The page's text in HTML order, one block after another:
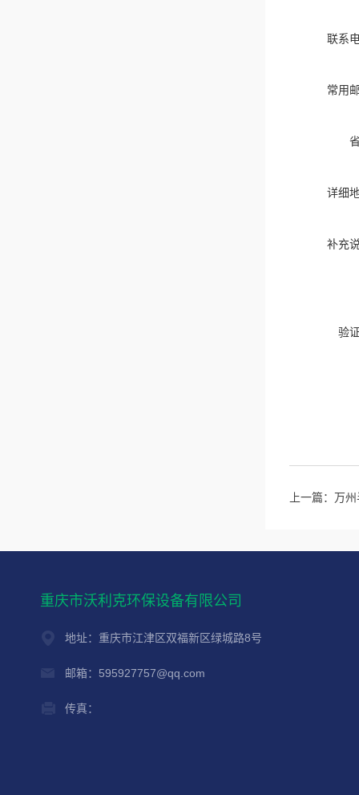
联系
常用
详细
补充
验
上一篇： 万州
重庆市沃利克环保设备有限公司
地址：重庆市江津区双福新区绿城路8号
邮箱：595927757@qq.com
传真：